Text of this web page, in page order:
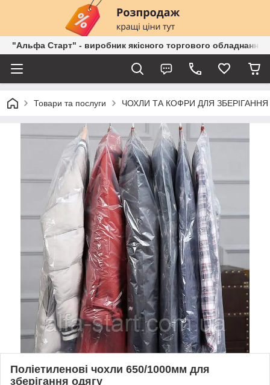
"Альфа Старт" - виробник якісного торгового обладнання
Товари та послуги ЧОХЛИ ТА КОФРИ ДЛЯ ЗБЕРІГАННЯ
Поліетиленові чохли 650/1000мм для
зберігання одягу